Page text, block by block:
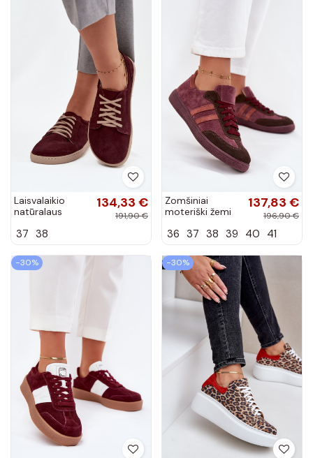
Laisvalaikio
natūralaus
"Barefoot" tipo
bordo spalvos
134,33 €
191,90 €
37 38
Zomšiniai
moteriški žemi
Zazoo N1068
137,83 €
196,90 €
36 37 38 39 40 41
−30% −30%